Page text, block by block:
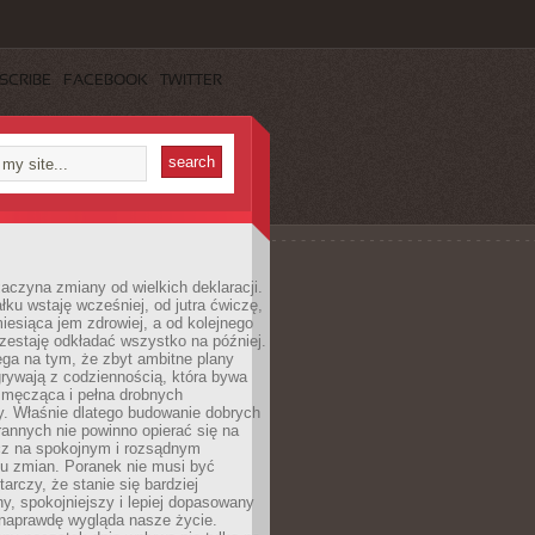
FACEBOOK TWITTER
zmiany od wielkich deklaracji.
wstaję wcześniej, od jutra ćwiczę,
jem zdrowiej, a od kolejnego
odkładać wszystko na później.
na tym, że zbyt ambitne plany
z codziennością, która bywa
i pełna drobnych
Właśnie dlatego budowanie dobrych
nie powinno opierać się na
na spokojnym i rozsądnym
zmian. Poranek nie musi być
że stanie się bardziej
spokojniejszy i lepiej dopasowany
wygląda nasze życie.